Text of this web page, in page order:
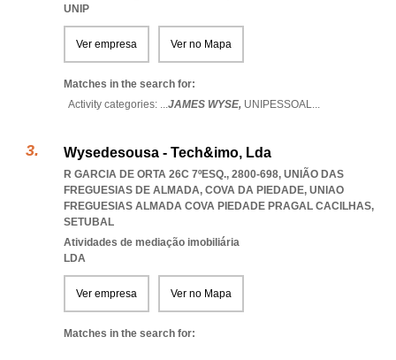
UNIP
Ver empresa Ver no Mapa
Matches in the search for:
Activity categories: ...JAMES WYSE, UNIPESSOAL...
Wysedesousa - Tech&imo, Lda
R GARCIA DE ORTA 26C 7ºESQ., 2800-698, UNIÃO DAS
FREGUESIAS DE ALMADA, COVA DA PIEDADE, UNIAO
FREGUESIAS ALMADA COVA PIEDADE PRAGAL CACILHAS,
SETUBAL
Atividades de mediação imobiliária
LDA
Ver empresa Ver no Mapa
Matches in the search for: